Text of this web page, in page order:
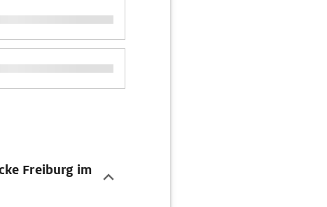
Freiburg im